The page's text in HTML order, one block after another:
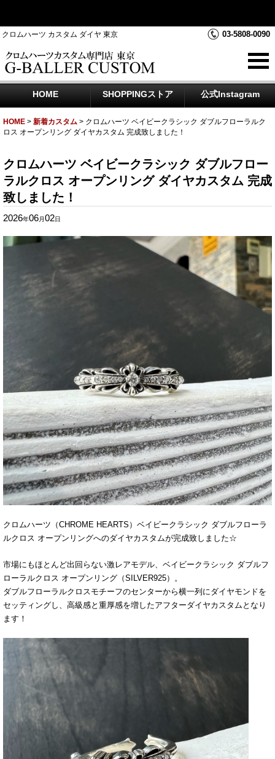
クロムハーツ カスタム ダイヤ 東京 03-5808-0090
HOME SHOPPINGストア 公式Instagram
HOME > 新着カスタム > クロムハーツ ベイビークラシック ダブルフローラルク
ロス オープンリング ダイヤカスタム 完成致しました！
クロムハーツ ベイビークラシック ダブルフロー
ラルクロス オープンリング ダイヤカスタム 完成
致しました！
2026年06月 02日
クロムハーツ（CHROME HEARTS）ベイビークラシック ダブルフローラ
ルクロス オープンリングへのダイヤカスタムが完成致しました☆
市場にもほとんど出回らない激レアモデル、ベイビークラシック ダブルフ
ローラルクロス オープンリング（SILVER925）。
ダブルフローラルクロスモチーフのセンターから横一列にダイヤモンドを
セッティングし、高級感と重厚感を増したアフターダイヤカスタムとなり
ます！